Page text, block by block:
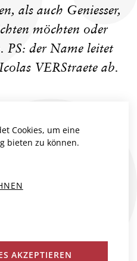
als auch Geniesser,
möchten oder
PS: der Name leitet
VERStraete ab.
NIVERS
Cookies, um eine
bieten zu können.
AKZEPTIEREN